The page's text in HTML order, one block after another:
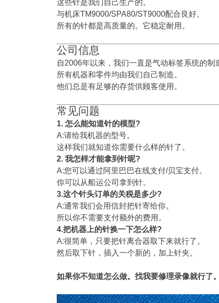
这些针是我们自己生产的。
与机床TM9000/SPA80/ST9000配合良好。
所有的针都是高质量的。它稳定耐用。
公司信息
自2006年以来，我们一直是气动标签系统的制
所有机器和零件均由我们自己制造。
他们总是有足够的存货供顾客使用。
常见问题
1. 怎么能知道针的模型?
A:请给我机器的型号。
这样我们就知道你需要什么样的针了。
2. 我怎样才能拿到针呢?
A:您可以通过阿里巴巴在线支付/贝宝支付。
你可以从船运公司拿到针。
3.这个针头订单的关税是多少?
A:通常我们会用信封把针寄给你。
所以你不需要支付额外的费用。
4.把机器上的针换一下怎么样?
A:很简单，只要把针离合器取下来就行了。
然后取下针，插入一个新的，加上针夹。
如果你不知道怎么做。找我要修理录像就行了